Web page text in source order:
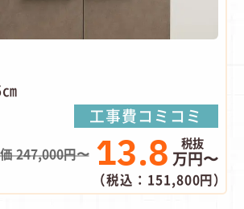
工事費コミコミ
247,000円〜 13.8 万円〜
（税込：151,800円）